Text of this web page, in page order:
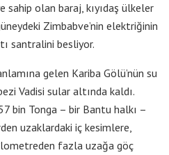
olan baraj, kıyıdaş ülkeler
Zimbabve’nin elektriğinin
santralini besliyor.
gelen Kariba Gölü’nün su
Vadisi sular altında kaldı.
bin Tonga – bir Bantu halkı –
uzaklardaki iç kesimlere,
fazla uzağa göç